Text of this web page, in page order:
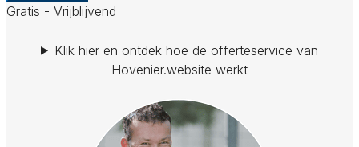
Gratis - Vrijblijvend
Klik hier en ontdek hoe de offerteservice van
Hovenier.website werkt